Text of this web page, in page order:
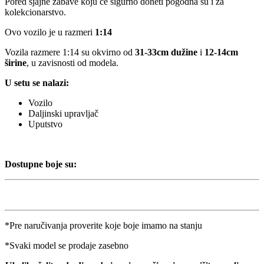
kolekcionarstvo.
Ovo vozilo je u razmeri 1:14
Vozila razmere 1:14 su okvirno od 31-33cm dužine i 12-14cm
širine, u zavisnosti od modela.
U setu se nalazi:
Vozilo
Daljinski upravljač
Uputstvo
Dostupne boje su:
*Pre naručivanja proverite koje boje imamo na stanju
*Svaki model se prodaje zasebno